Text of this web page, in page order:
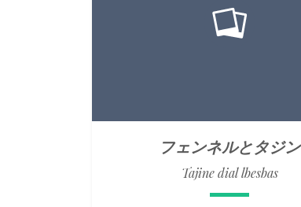
フェンネルとタジン
Tajine dial lbesbas